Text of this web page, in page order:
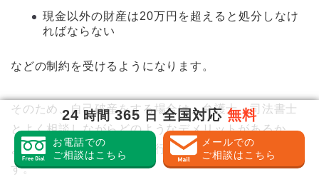
現金以外の財産は20万円を超えると処分しなけ
ればならない
などの制約を受けるようになります。
そのため、自己破産をする場合は、弁護士・司法書士
とよく相談しながらどのようなデメリットがあるか、
よく認識した上で手続きを行っていく必要がありま
す。
24時間365 日全国対応無料
お電話での
ご相談はこちら
メールでの
ご相談はこちら